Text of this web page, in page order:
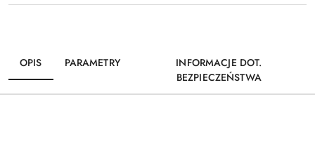
OPIS PARAMETRY
INFORMACJE DOT.
BEZPIECZEŃSTWA